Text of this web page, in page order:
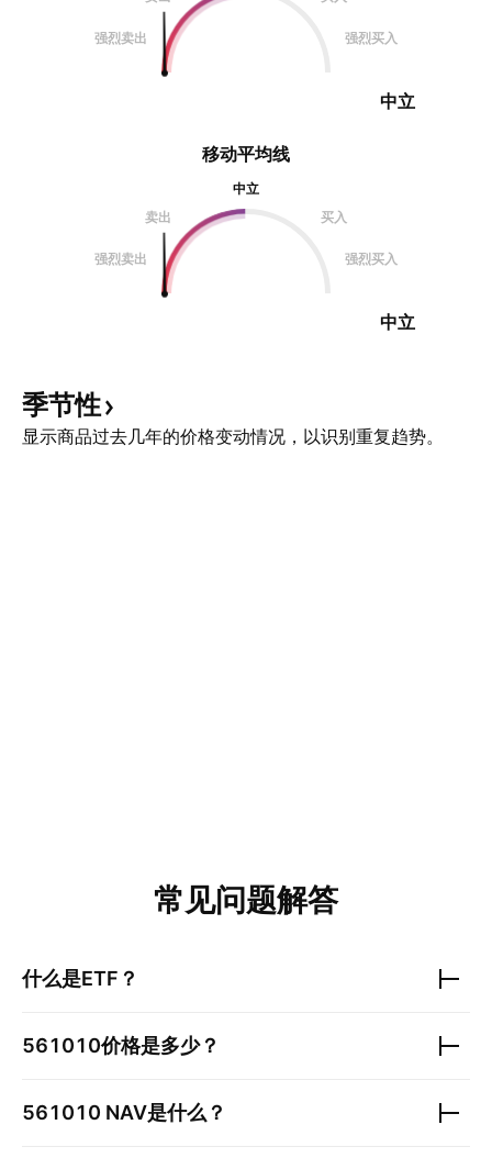
强烈卖出 强烈买入
中立
移动平均线
中立
卖出
买入
强烈卖出 强烈买入
中立
季节性
显示商品过去几年的价格变动情况，以识别重复趋势。
常见问题解答
什么是ETF？
561010价格是多少？
561010 NAV是什么？